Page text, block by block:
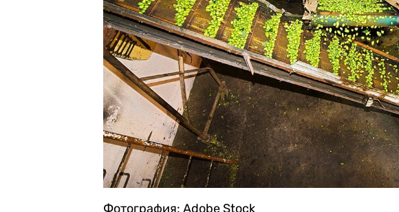
Фотография: Adobe Stock